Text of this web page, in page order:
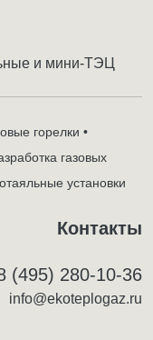
и мини-ТЭЦ
горелки •
газовых
установки
Контакты
(495) 280-10-36
info@ekoteplogaz.ru